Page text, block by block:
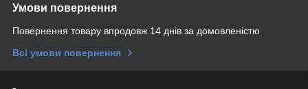
Умови повернення
Повернення товару впродовж 14 днів за домовленістю
Всі умови повернення